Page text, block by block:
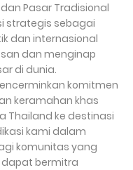
Pasar Tradisional
strategis sebagai
dan internasional
dan menginap
di dunia.
komitmen
keramahan khas
Thailand ke destinasi
kami dalam
komunitas yang
dapat bermitra